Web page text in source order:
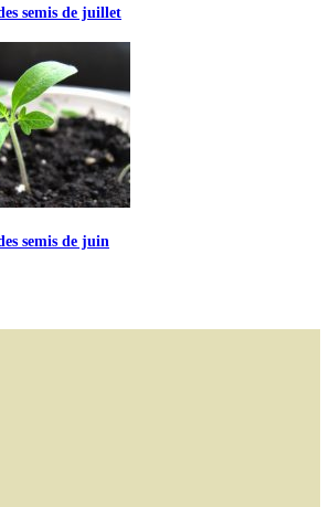
semis de juillet
semis de juin